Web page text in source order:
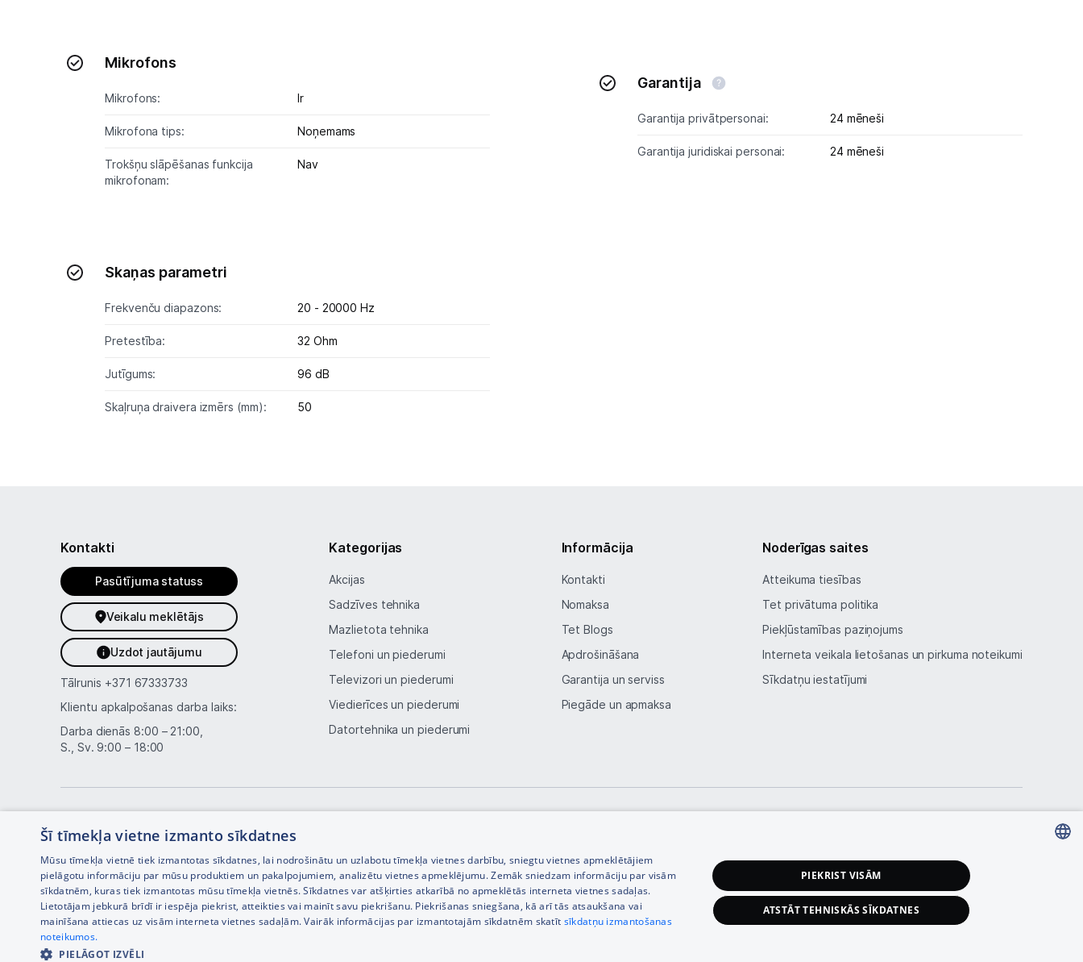
Mikrofons
Mikrofons: Ir
Mikrofona tips: Noņemams
Trokšņu slāpēšanas funkcija
mikrofonam:
Nav
Skaņas parametri
Frekvenču diapazons: 20 - 20000 Hz
Pretestība: 32 Ohm
Jutīgums: 96 dB
Skaļruņa draivera izmērs (mm): 50
Garantija
Garantija privātpersonai: 24 mēneši
Garantija juridiskai personai: 24 mēneši
Kontakti
Pasūtījuma statuss
Veikalu meklētājs
Uzdot jautājumu
Tālrunis +371 67333733
Klientu apkalpošanas darba laiks:
Darba dienās 8:00 – 21:00,
S., Sv. 9:00 – 18:00
Kategorijas
Akcijas
Sadzīves tehnika
Mazlietota tehnika
Telefoni un piederumi
Televizori un piederumi
Viedierīces un piederumi
Datortehnika un piederumi
Informācija
Kontakti
Nomaksa
Tet Blogs
Apdrošināšana
Garantija un serviss
Piegāde un apmaksa
Noderīgas saites
Atteikuma tiesības
Tet privātuma politika
Piekļūstamības paziņojums
Interneta veikala lietošanas un pirkuma noteikumi
Sīkdatņu iestatījumi
Interneta veikala izstrāde —
Šī tīmekļa vietne izmanto sīkdatnes
Mūsu tīmekļa vietnē tiek izmantotas sīkdatnes, lai nodrošinātu un uzlabotu tīmekļa vietnes darbību, sniegtu vietnes apmeklētājiem
pielāgotu informāciju par mūsu produktiem un pakalpojumiem, analizētu vietnes apmeklējumu. Zemāk sniedzam informāciju par visām
sīkdatnēm, kuras tiek izmantotas mūsu tīmekļa vietnēs. Sīkdatnes var atšķirties atkarībā no apmeklētās interneta vietnes sadaļas.
Lietotājam jebkurā brīdī ir iespēja piekrist, atteikties vai mainīt savu piekrišanu. Piekrišanas sniegšana, kā arī tās atsaukšana vai
mainīšana attiecas uz visām interneta vietnes sadaļām. Vairāk informācijas par izmantotajām sīkdatnēm skatīt sīkdatņu izmantošanas
noteikumos.
PIELĀGOT IZVĒLI
PIEKRIST VISĀM
ATSTĀT TEHNISKĀS SĪKDATNES